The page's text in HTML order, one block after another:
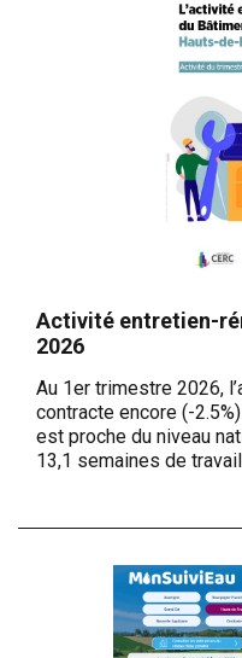
Activité entretien-
2026
Au 1er trimestre 2026,
contracte encore (-
est proche du niveau
13,1 semaines de travail